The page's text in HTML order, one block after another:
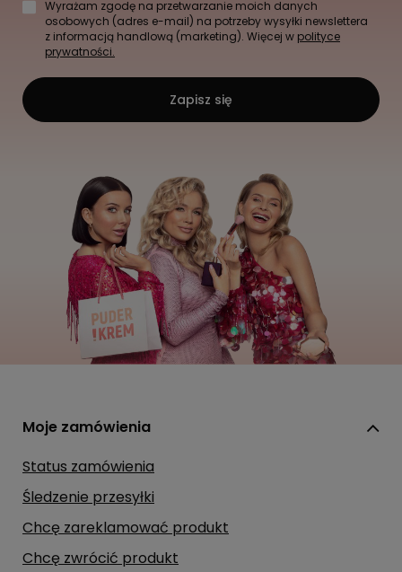
z informacją handlową (marketing). Więcej wpolityce
prywatności.
Status zamówienia
Śledzenie przesyłki
Chcę zareklamować produkt
Chcę zwrócić produkt
Chcę wymienić towar